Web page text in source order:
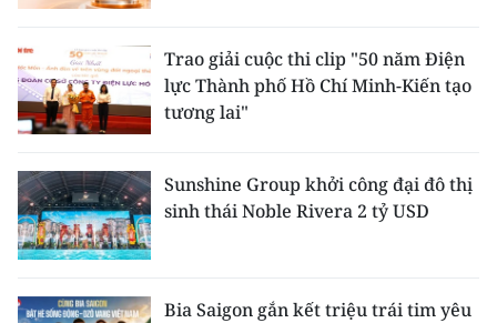
Trao giải cuộc thi clip "50 năm Điện
lực Thành phố Hồ Chí Minh-Kiến tạo
tương lai"
Sunshine Group khởi công đại đô thị
sinh thái Noble Rivera 2 tỷ USD
Bia Saigon gắn kết triệu trái tim yêu